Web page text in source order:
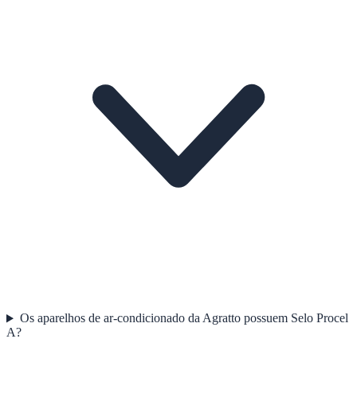
Os aparelhos de ar-condicionado da Agratto possuem Selo Procel
A?